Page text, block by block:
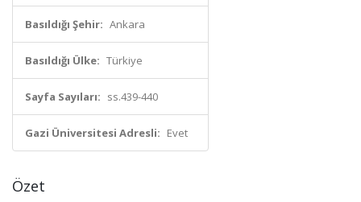
Basıldığı Şehir: Ankara
Basıldığı Ülke: Türkiye
Sayfa Sayıları: ss.439-440
Gazi Üniversitesi Adresli: Evet
Özet